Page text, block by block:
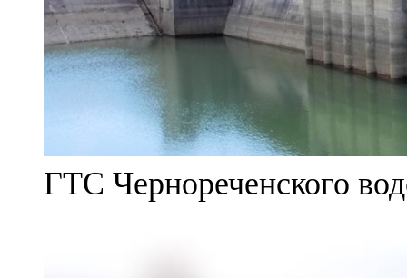
ГТС Чернореченского